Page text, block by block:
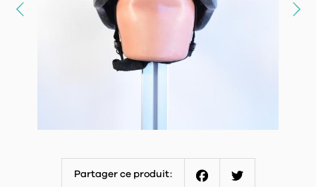
Partager ce produit: